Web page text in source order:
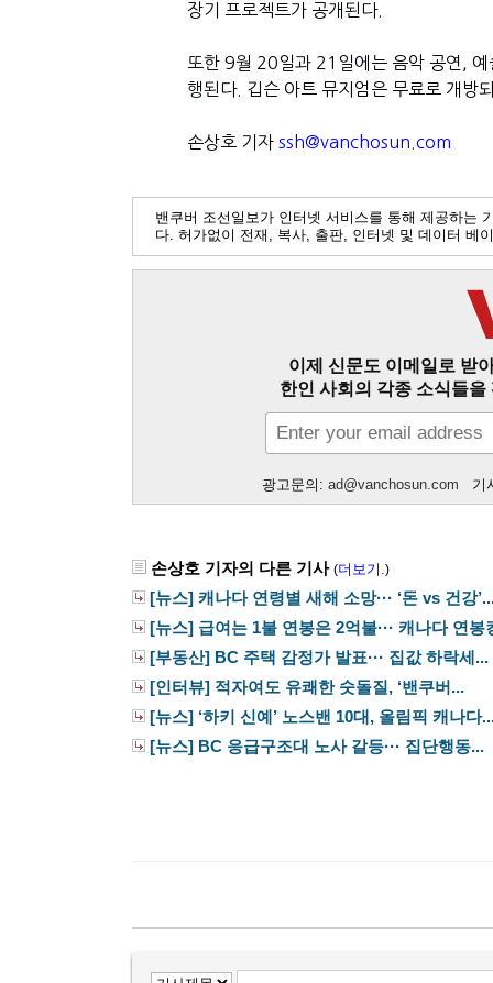
장기 프로젝트가 공개된다.
또한 9월 20일과 21 일에는 음악 공연
예
행된다. 깁슨 아트 뮤지엄은 무료로 개방
손상호 기자 ssh@vanchosun.com
밴쿠버 조선일보가 인터넷 서비스를 통해 제공하는
다. 허가없이 전재, 복사, 출판, 인터넷 및 데이터 베
이제 신문도 이메일로 받
한인 사회의 각종 소식들
광고문의: ad@vanchosun.com 기
손상호 기자의 다른 기사 (더보기.)
[뉴스] 캐나다 연령별 새해 소망··· ‘돈 vs 건강
[뉴스] 급여는 1불 연봉은 2억불··· 캐나다 연봉
[부동산] BC 주택 감정가 발표··· 집값 하락세...
[인터뷰] 적자여도 유쾌한 숫돌질, ‘밴쿠버...
[뉴스] ‘하키 신예’ 노스밴 10대, 올림픽 캐나다
[뉴스] BC 응급구조대 노사 갈등··· 집단행동...